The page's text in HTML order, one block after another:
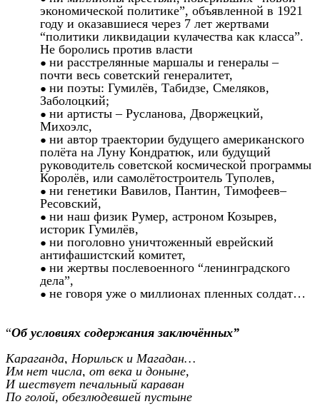
экономической политике”, объявленной в 1921
году и оказавшиеся через 7 лет жертвами
“политики ликвидации кулачества как класса”.
Не боролись против власти
ни расстрелянные маршалы и генералы –
почти весь советский генералитет,
ни поэты: Гумилёв, Табидзе, Смеляков,
Заболоцкий;
ни артисты – Русланова, Дворжецкий,
Михоэлс,
ни автор траектории будущего американского
полёта на Луну Кондратюк, или будущий
руководитель советской космической программы
Королёв, или самолётостроитель Туполев,
ни генетики Вавилов, Пантин, Тимофеев–
Ресовский,
ни наш физик Румер, астроном Козырев,
историк Гумилёв,
ни поголовно уничтоженный еврейский
антифашистский комитет,
ни жертвы послевоенного “ленинградского
дела”,
не говоря уже о миллионах пленных солдат…
“Об условиях содержания заключённых”
Караганда, Норильск и Магадан…
Им нет числа, от века и доныне,
И шествует печальный караван
По голой, обезлюдевшей пустыне